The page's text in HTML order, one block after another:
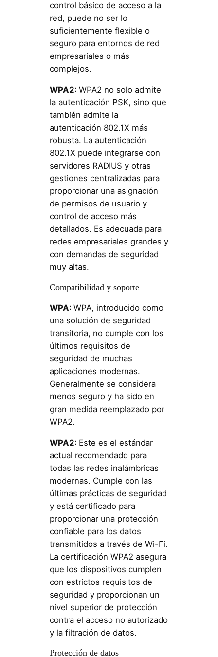
control básico de acceso a la
red, puede no ser lo
suficientemente flexible o
seguro para entornos de red
empresariales o más
complejos.
WPA2: WPA2 no solo admite
la autenticación PSK, sino que
también admite la
autenticación 802.1X más
robusta. La autenticación
802.1X puede integrarse con
servidores RADIUS y otras
gestiones centralizadas para
proporcionar una asignación
de permisos de usuario y
control de acceso más
detallados. Es adecuada para
redes empresariales grandes y
con demandas de seguridad
muy altas.
Compatibilidad y soporte
WPA: WPA, introducido como
una solución de seguridad
transitoria, no cumple con los
últimos requisitos de
seguridad de muchas
aplicaciones modernas.
Generalmente se considera
menos seguro y ha sido en
gran medida reemplazado por
WPA2.
WPA2: Este es el estándar
actual recomendado para
todas las redes inalámbricas
modernas. Cumple con las
últimas prácticas de seguridad
y está certificado para
proporcionar una protección
confiable para los datos
transmitidos a través de Wi-Fi.
La certificación WPA2 asegura
que los dispositivos cumplen
con estrictos requisitos de
seguridad y proporcionan un
nivel superior de protección
contra el acceso no autorizado
y la filtración de datos.
Protección de datos